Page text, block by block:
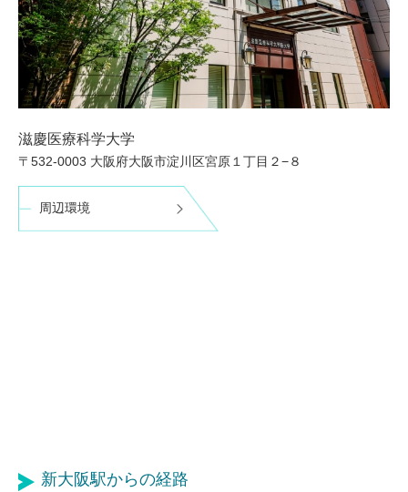
滋慶医療科学大学
〒532-0003 大阪府大阪市淀川区宮原１丁目２−８
周辺環境
新大阪駅からの経路